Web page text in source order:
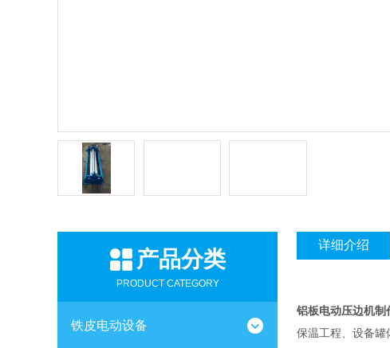
产品分类
PRODUCT CATEGORY
铁皮电动设备
详细介绍
铝板电动压边机制
保温工程、设备罐